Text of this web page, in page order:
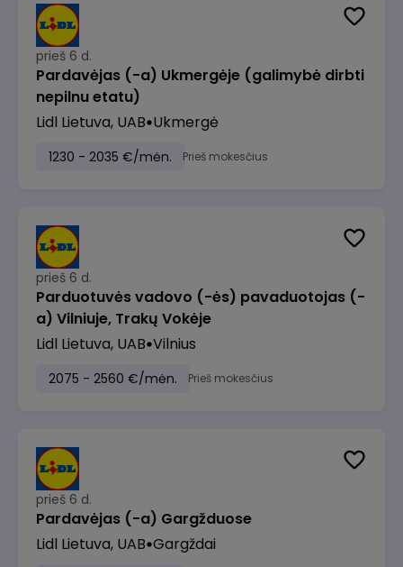
prieš 6 d.
Pardavėjas (-a) Ukmergėje (galimybė dirbti
nepilnu etatu)
Lidl Lietuva, UAB Ukmergė
1230 - 2035 €/mėn. Prieš mokesčius
prieš 6 d.
Parduotuvės vadovo (-ės) pavaduotojas (-
a) Vilniuje, Trakų Vokėje
Lidl Lietuva, UAB Vilnius
2075 - 2560 €/mėn. Prieš mokesčius
prieš 6 d.
Pardavėjas (-a) Gargžduose
Lidl Lietuva, UAB Gargždai